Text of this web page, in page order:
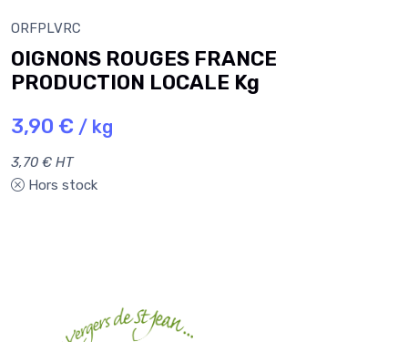
ORFPLVRC
OIGNONS ROUGES FRANCE
PRODUCTION LOCALE Kg
3,90 € / kg
3,70 € HT
Hors stock